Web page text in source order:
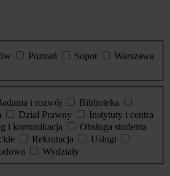
Poznań Sopot
Warszawa
i rozwój
Biblioteka
Dział Prawny
Instytuty i centra
i komunikacja
Obsługa studenta
Rekrutacja
Usługi
Wydziały